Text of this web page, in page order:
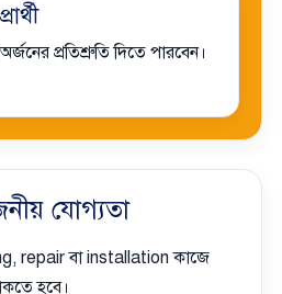
অর্জনের প্রতিশ্রুতি দিতে পারবেন।
যোগ্যতা
repair বা installation কাজে
হবে।